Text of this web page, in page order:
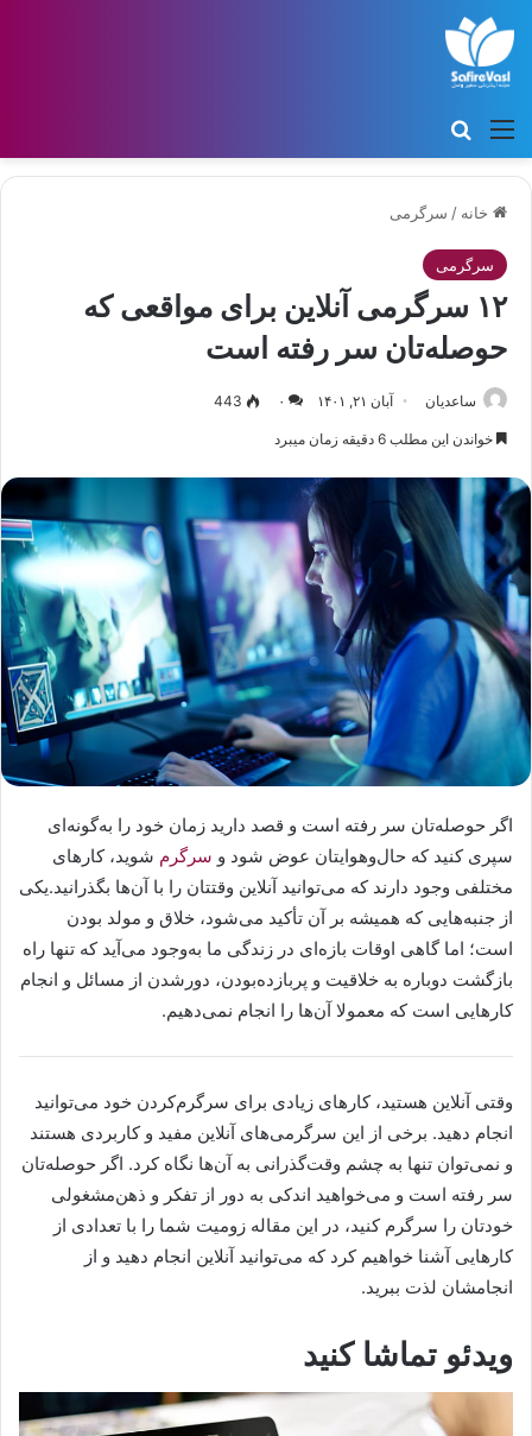
منو
خانه / سرگرمی
سرگرمی
۱۲ سرگرمی آنلاین برای مواقعی که
حوصله‌تان سر رفته است
ساعدیان آبان ۲۱, ۱۴۰۱ ۰ 443
خواندن این مطلب 6 دقیقه زمان میبرد
اگر حوصله‌تان سر رفته است و قصد دارید زمان خود را به‌گونه‌ای
سپری کنید که حال‌وهوایتان عوض شود و سرگرم شوید، کارهای
مختلفی وجود دارند که می‌توانید آنلاین وقتتان را با آن‌ها بگذرانید.یکی
از جنبه‌هایی که همیشه بر آن تأکید می‌شود، خلاق و مولد بودن
است؛ اما گاهی اوقات بازه‌ای در زندگی ما به‌وجود می‌آید که تنها راه
بازگشت دوباره به خلاقیت و پربازده‌بودن، دور‌شدن از مسائل و انجام
کارهایی است که معمولا آن‌ها را انجام نمی‌دهیم.
وقتی آنلاین هستید، کارهای زیادی برای سرگرم‌کردن خود می‌توانید
انجام دهید. برخی از این سرگرمی‌های آنلاین مفید و کاربردی هستند
و نمی‌توان تنها به چشم وقت‌گذرانی به آن‌ها نگاه کرد. اگر حوصله‌تان
سر رفته است و می‌خواهید اندکی به دور از تفکر و ذهن‌مشغولی
خودتان را سرگرم کنید، در این مقاله زومیت شما را با تعدادی از
کارهایی آشنا خواهیم کرد که می‌توانید آنلاین انجام دهید و از
انجامشان لذت ببرید.
ویدئو تماشا کنید